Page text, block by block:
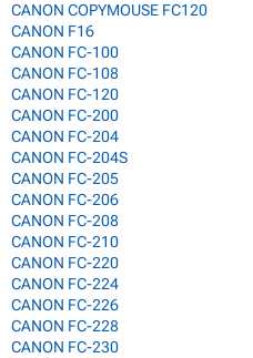
CANON COPYMOUSE FC120
CANON F16
CANON FC-100
CANON FC-108
CANON FC-120
CANON FC-200
CANON FC-204
CANON FC-204S
CANON FC-205
CANON FC-206
CANON FC-208
CANON FC-210
CANON FC-220
CANON FC-224
CANON FC-226
CANON FC-228
CANON FC-230